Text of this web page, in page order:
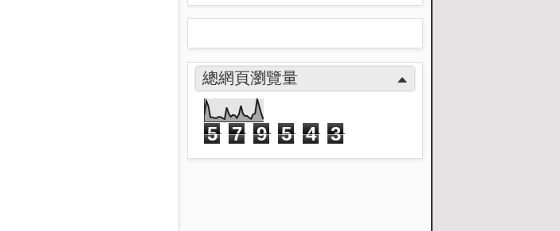
總網頁瀏覽量
5 7 9 5 4 3